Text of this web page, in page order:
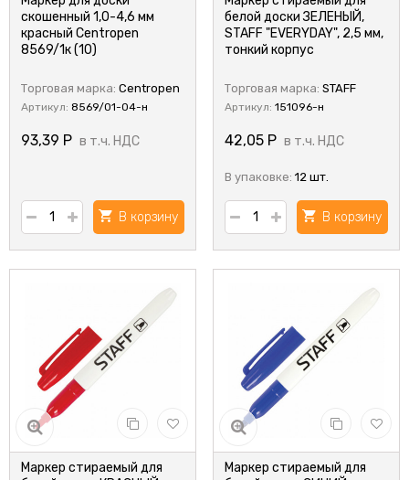
скошенный 1,0-4,6 мм
красный Centropen
8569/1к (10)
Торговая марка: Centropen
Артикул: 8569/01-04-н
93,39 Р в т.ч. НДС
В корзину
белой доски ЗЕЛЕНЫЙ,
STAFF "EVERYDAY", 2,5 мм,
тонкий корпус
Торговая марка: STAFF
Артикул: 151096-н
42,05 Р в т.ч. НДС
В упаковке: 12 шт.
В корзину
Маркер стираемый для
Маркер стираемый для